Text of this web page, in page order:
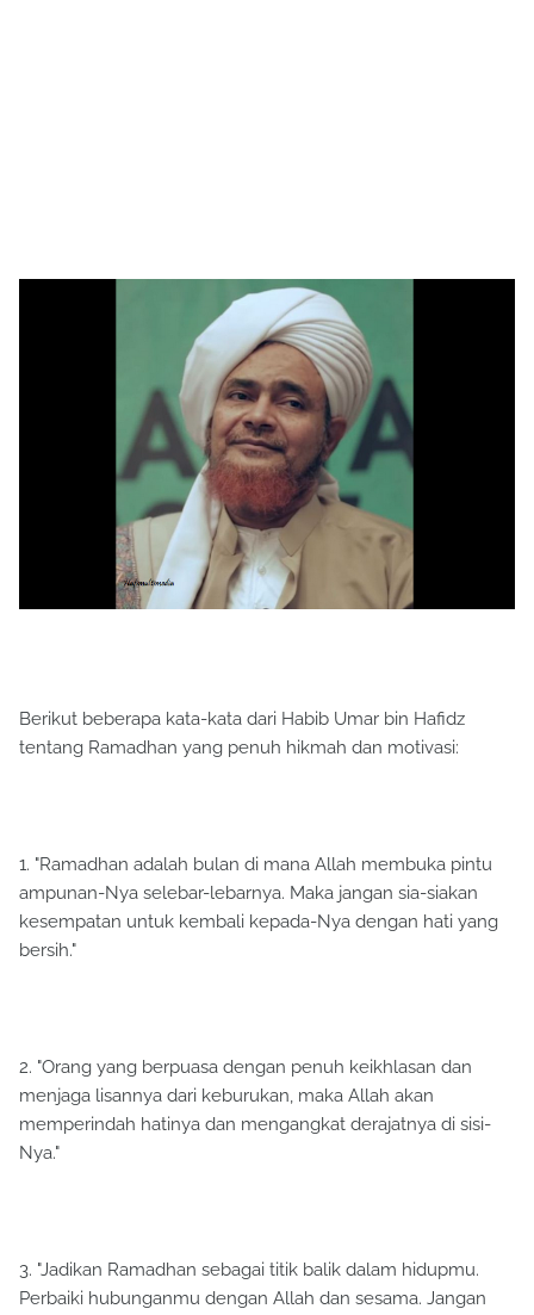
Berikut beberapa kata-kata dari Habib Umar bin Hafidz
tentang Ramadhan yang penuh hikmah dan motivasi:
1. "Ramadhan adalah bulan di mana Allah membuka pintu
ampunan-Nya selebar-lebarnya. Maka jangan sia-siakan
kesempatan untuk kembali kepada-Nya dengan hati yang
bersih."
2. "Orang yang berpuasa dengan penuh keikhlasan dan
menjaga lisannya dari keburukan, maka Allah akan
memperindah hatinya dan mengangkat derajatnya di sisi-
Nya."
3. "Jadikan Ramadhan sebagai titik balik dalam hidupmu.
Perbaiki hubunganmu dengan Allah dan sesama. Jangan